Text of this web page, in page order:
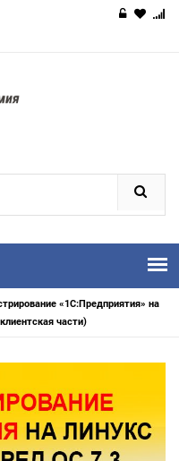
«1С:Предприятия» на
части)